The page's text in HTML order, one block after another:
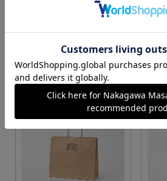
カートに入れる